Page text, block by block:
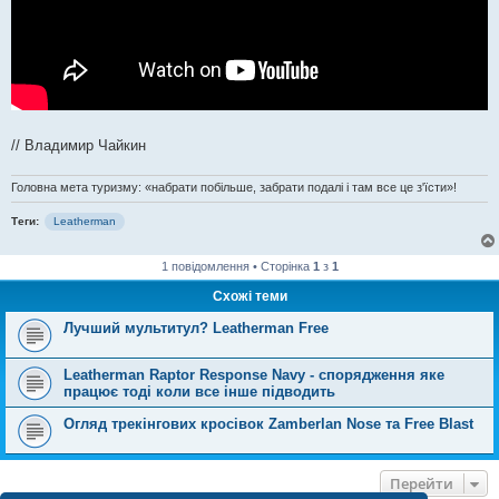
// Владимир Чайкин
Головна мета туризму: «набрати побільше, забрати подалі і там все це з'їсти»!
Теги: Leatherman
1 повідомлення • Сторінка 1 з 1
Схожі теми
Лучший мультитул? Leatherman Free
Leatherman Raptor Response Navy - спорядження яке
працює тоді коли все інше підводить
Огляд трекінгових кросівок Zamberlan Nose та Free Blast
Перейти